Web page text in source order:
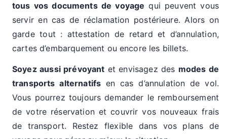
tous vos documents de voyage qui peuvent vous
servir en cas de réclamation postérieure. Alors on
garde tout : attestation de retard et d’annulation,
cartes d’embarquement ou encore les billets.
Soyez aussi prévoyant et envisagez des modes de
transports alternatifs en cas d’annulation de vol.
Vous pourrez toujours demander le remboursement
de votre réservation et couvrir vos nouveaux frais
de transport. Restez flexible dans vos plans de